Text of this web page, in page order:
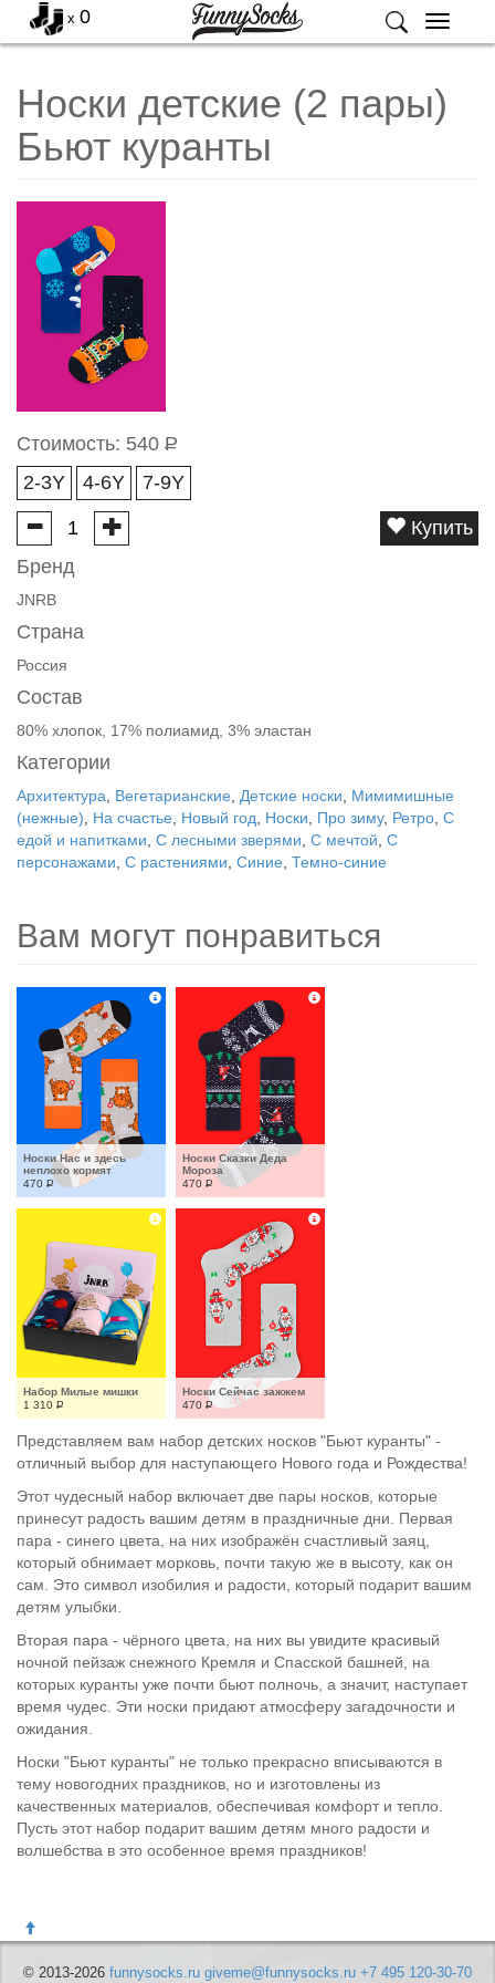
Меню
x 0
Носки детские (2 пары)
Бьют куранты
Стоимость: 540 Р
2-3Y
4-6Y 7-9Y
Купить
Бренд
JNRB
Страна
Россия
Состав
80% хлопок, 17% полиамид, 3% эластан
Категории
Архитектура Вегетарианские Детские носки
Мимимишные
(нежные)
На счастье Новый год Носки Про зиму, Ретро С
едой и напитками С лесными зверями С мечтой С
персонажами С растениями Синие Темно-синие
Вам могут понравиться
Носки Нас и здесь
неплохо кормят
470 Р
Носки Сказки Деда
Мороза
470 Р
Набор Милые мишки
1 310 Р
Носки Сейчас зажжем
470 Р
Представляем вам набор детских носков "Бьют куранты" -
отличный выбор для наступающего Нового года и Рождества!
Этот чудесный набор включает две пары носков, которые
принесут радость вашим детям в праздничные дни. Первая
пара - синего цвета, на них изображён счастливый заяц,
который обнимает морковь, почти такую же в высоту, как он
сам. Это символ изобилия и радости, который подарит вашим
детям улыбки.
Вторая пара - чёрного цвета, на них вы увидите красивый
ночной пейзаж снежного Кремля и Спасской башней, на
которых куранты уже почти бьют полночь, а значит, наступает
время чудес. Эти носки придают атмосферу загадочности и
ожидания.
Носки "Бьют куранты" не только прекрасно вписываются в
тему новогодних праздников, но и изготовлены из
качественных материалов, обеспечивая комфорт и тепло.
Пусть этот набор подарит вашим детям много радости и
волшебства в это особенное время праздников!
© 2013-2026 funnysocks.ru giveme@funnysocks.ru +7 495 120-30-70